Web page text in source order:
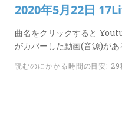
2020年5月22日
曲名をクリックすると
がカバーした動画(音源)が
読むのにかかる時間の目安: 29